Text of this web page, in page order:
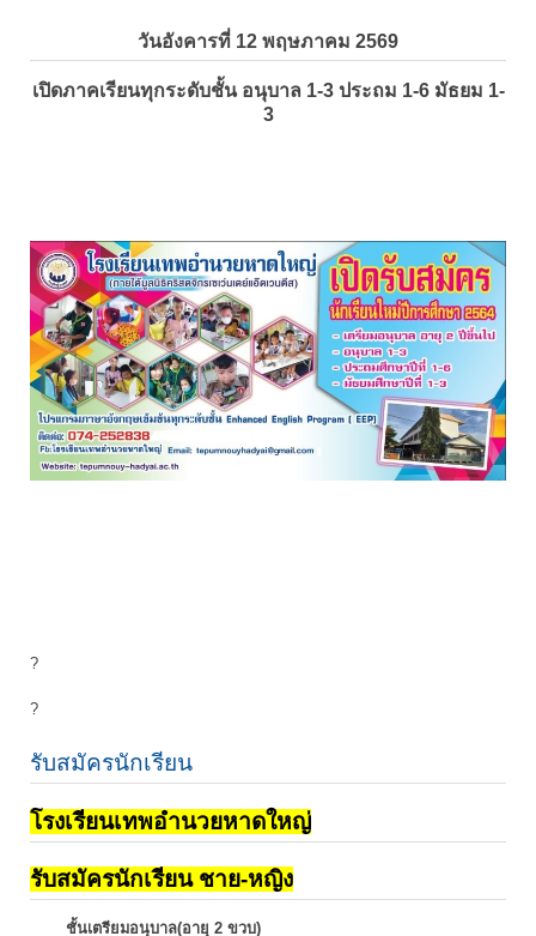
วันอังคารที่ 12 พฤษภาคม 2569
เปิดภาคเรียนทุกระดับชั้น อนุบาล 1-3 ประถม 1-6 มัธยม 1-
3
?
?
รับสมัครนักเรียน
โรงเรียนเทพอำนวยหาดใหญ่
รับสมัครนักเรียน ชาย-หญิง
ชั้นเตรียมอนุบาล(อายุ 2 ขวบ)